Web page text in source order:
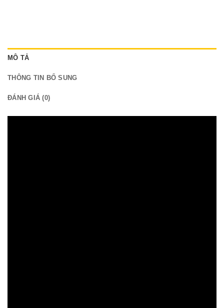
MÔ TẢ
THÔNG TIN BỔ SUNG
ĐÁNH GIÁ (0)